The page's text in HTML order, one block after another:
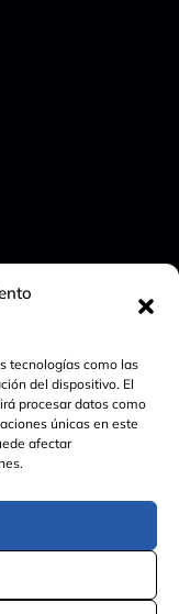
tecnologías como las
del dispositivo. El
procesar datos como
únicas en este
afectar